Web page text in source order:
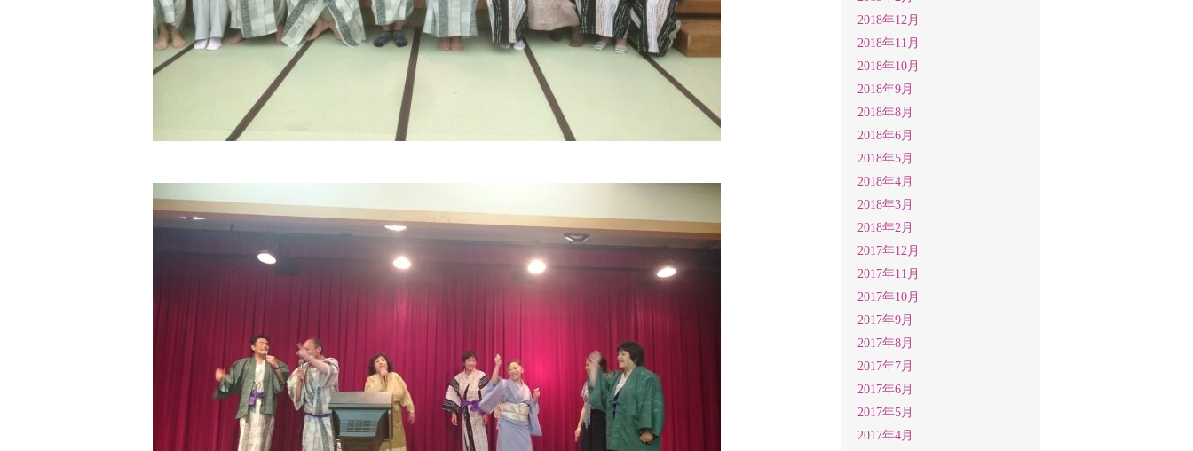
2018年12月
2018年11月
2018年10月
2018年9月
2018年8月
2018年6月
2018年5月
2018年4月
2018年3月
2018年2月
2017年12月
2017年11月
2017年10月
2017年9月
2017年8月
2017年7月
2017年6月
2017年5月
2017年4月